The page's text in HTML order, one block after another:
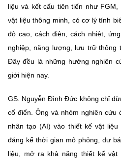
liệu và kết cấu tiên tiến như FGM,
vật liệu thông minh, có cơ lý tính
độ cao, cách điện, cách nhiệt,
nghiệp, năng lượng, lưu trữ thông
Đây đều là những hướng nghiên
giới hiện nay.
GS. Nguyễn Đình Đức không chỉ
cổ điển. Ông và nhóm nghiên
nhân tạo (AI) vào thiết kế vật
đáng kể thời gian mô phỏng, dự
liệu, mở ra khả năng thiết kế